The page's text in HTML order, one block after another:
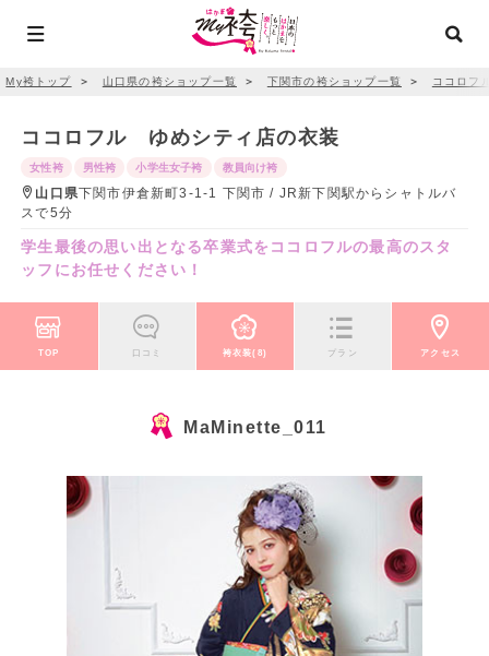
My袴トップ ＞ 山口県の袴ショップ一覧 ＞ 下関市の袴ショップ一覧 ＞ ココロフ
ココロフル ゆめシティ店の衣装
女性袴 男性袴 小学生女子袴 教員向け袴
山口県下関市伊倉新町3-1-1 下関市 / JR新下関駅からシャトルバ
スで5分
学生最後の思い出となる卒業式をココロフルの最高のスタ
ッフにお任せください！
TOP 口コミ 袴衣装(8) プラン アクセス
MaMinette_011